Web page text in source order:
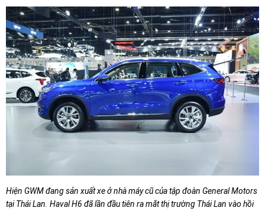
Hiện GWM đang sản xuất xe ở nhà máy cũ của tập đoàn General Motors
tại Thái Lan. Haval H6 đã lần đầu tiên ra mắt thị trường Thái Lan vào hồi